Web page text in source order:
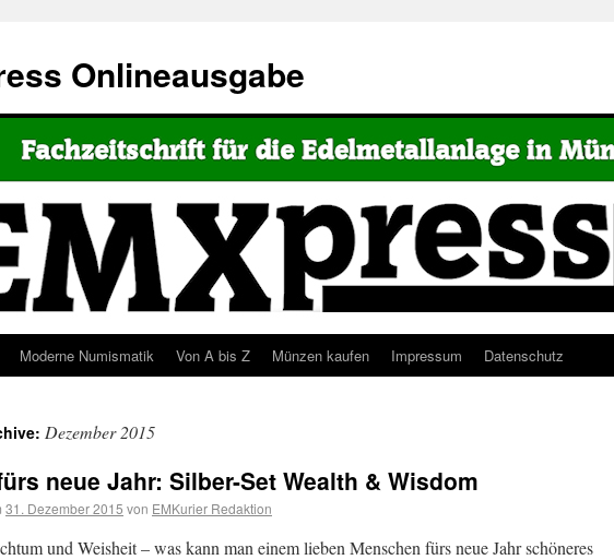
Onlineausgabe
Moderne Numismatik Von A bis Z Münzen kaufen Impressum Datenschutz
Dezember 2015
neue Jahr: Silber-Set Wealth & Wisdom
31. Dezember 2015 von EMKurier Redaktion
und Weisheit – was kann man einem lieben Menschen fürs neue Jahr schöneres